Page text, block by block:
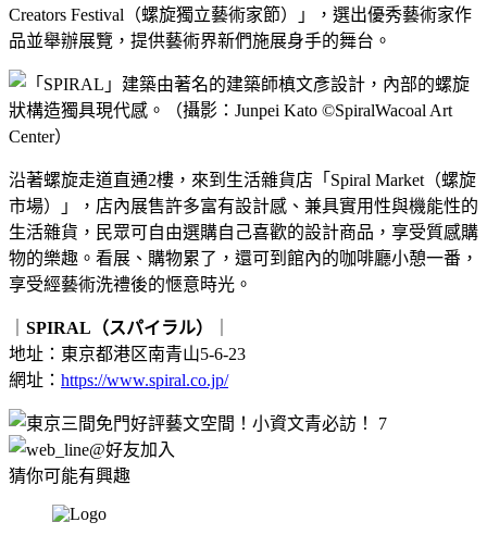
Creators Festival（螺旋獨立藝術家節）」， 選出優秀藝術家作
品並舉辦展覽，提供藝術界新們施展身手的舞台。
沿著螺旋走道直通2樓，來到生活雜貨店「Spiral Market（螺旋
市場）」，店內展售許多富有設計感、 兼具實用性與機能性的
生活雜貨， 民眾可自由選購自己喜歡的設計商品，享受質感購
物的樂趣。看展、 購物累了，還可到館內的咖啡廳小憩一番，
享受經藝術洗禮後的愜意時光。
SPIRAL（スパイラル）
地址：東京都港区南青山5-6-23
網址： https://www.spiral.co.jp/
猜你可能有興趣